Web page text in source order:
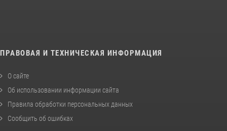
ПРАВОВАЯ И ТЕХНИЧЕСКАЯ ИНФОРМАЦИЯ
О сайте
Об использовании информации сайта
Правила обработки персональных данных
Сообщить об ошибках